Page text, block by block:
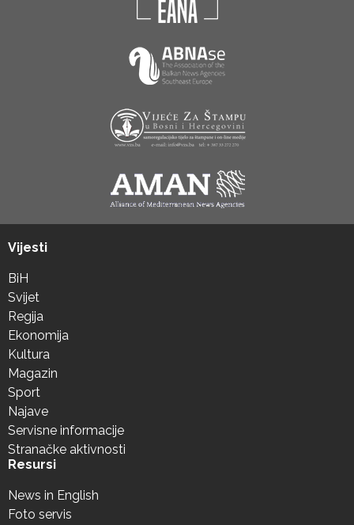
Vijesti
BiH
Svijet
Regija
Ekonomija
Kultura
Magazin
Sport
Najave
Servisne informacije
Stranačke aktivnosti
Resursi
News in English
Foto servis